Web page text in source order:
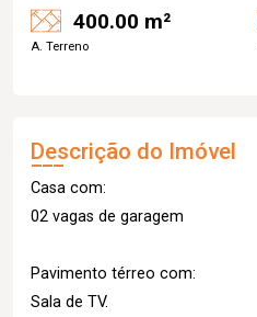
400.00 m²
A. Terreno
Descrição do Imóvel
Casa com:
02 vagas de garagem
Pavimento térreo com:
Sala de TV.